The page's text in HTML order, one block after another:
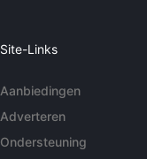
Site-Links
Aanbiedingen
Adverteren
Ondersteuning